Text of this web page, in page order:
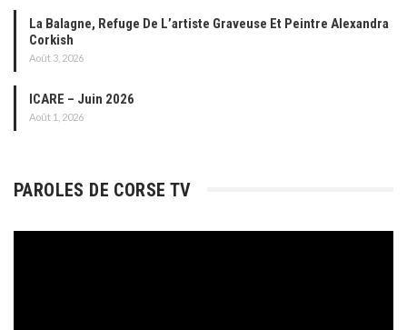
La Balagne, Refuge De L’artiste Graveuse Et Peintre Alexandra
Corkish
Août 3, 2026
ICARE – Juin 2026
Août 1, 2026
PAROLES DE CORSE TV